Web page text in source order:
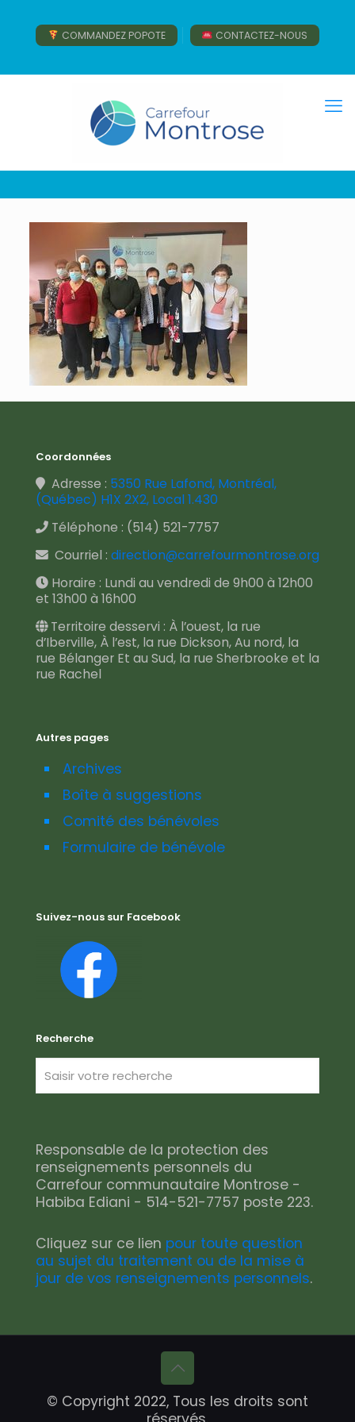
COMMANDEZ POPOTE CONTACTEZ-NOUS
Coordonnées
Adresse : 5350 Rue Lafond, Montréal,
(Québec) H1X 2X2, Local 1.430
Téléphone : (514) 521-7757
Courriel : direction@carrefourmontrose.org
Horaire : Lundi au vendredi de 9h00 à 12h00
et 13h00 à 16h00
Territoire desservi : À l’ouest, la rue
d’Iberville, À l’est, la rue Dickson, Au nord, la
rue Bélanger Et au Sud, la rue Sherbrooke et la
rue Rachel
Autres pages
Archives
Boîte à suggestions
Comité des bénévoles
Formulaire de bénévole
Suivez-nous sur Facebook
Recherche
Responsable de la protection des
renseignements personnels du
Carrefour communautaire Montrose -
Habiba Ediani - 514-521-7757 poste 223.
Cliquez sur ce lien pour toute question
au sujet du traitement ou de la mise à
jour de vos renseignements personnels.
© Copyright 2022, Tous les droits sont